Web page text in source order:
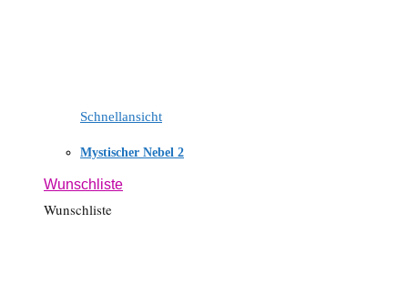
Schnellansicht
Mystischer Nebel 2
Wunschliste
Wunschliste